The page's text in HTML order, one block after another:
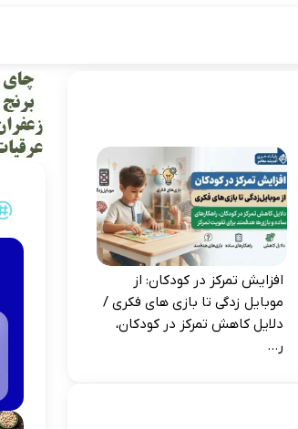
افزایش تمرکز در کودکان: از
موبایل‌ زدگی تا بازی‌ های فکری /
دلایل کاهش تمرکز در کودکان،
ر...